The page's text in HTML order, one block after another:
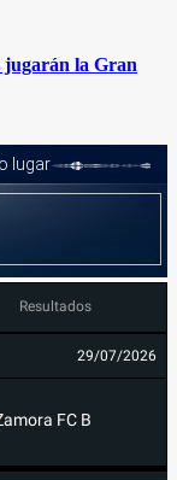
jugarán la Gran
Resultados
29/07/2026
FC B